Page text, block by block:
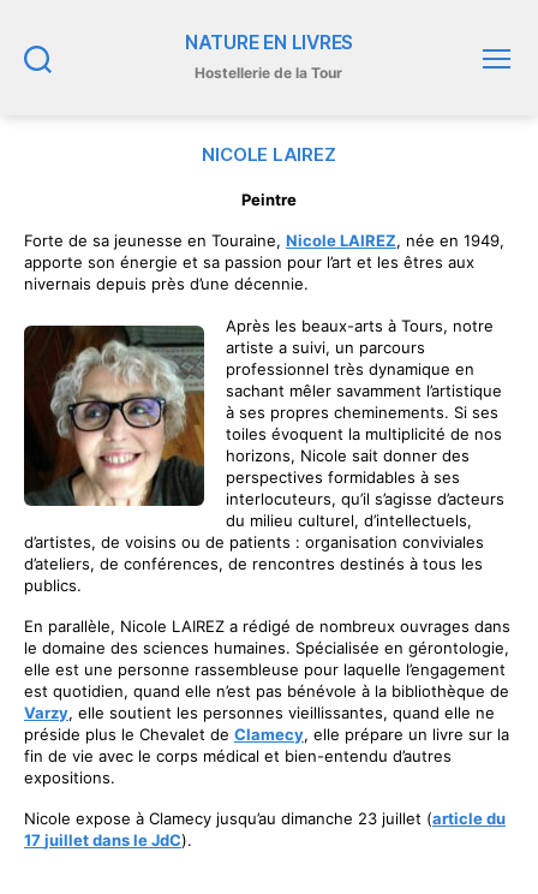
NATURE EN LIVRES
Hostellerie de la Tour
NICOLE LAIREZ
Peintre
Forte de sa jeunesse en Touraine, Nicole LAIREZ, née en 1949,
apporte son énergie et sa passion pour l’art et les êtres aux
nivernais depuis près d’une décennie.
Après les beaux-arts à Tours, notre
artiste a suivi, un parcours
professionnel très dynamique en
sachant mêler savamment l’artistique
à ses propres cheminements. Si ses
toiles évoquent la multiplicité de nos
horizons, Nicole sait donner des
perspectives formidables à ses
interlocuteurs, qu’il s’agisse d’acteurs
du milieu culturel, d’intellectuels,
d’artistes, de voisins ou de patients : organisation conviviales
d’ateliers, de conférences, de rencontres destinés à tous les
publics.
En parallèle, Nicole LAIREZ a rédigé de nombreux ouvrages dans
le domaine des sciences humaines. Spécialisée en gérontologie,
elle est une personne rassembleuse pour laquelle l’engagement
est quotidien, quand elle n’est pas bénévole à la bibliothèque de
Varzy, elle soutient les personnes vieillissantes, quand elle ne
préside plus le Chevalet de Clamecy, elle prépare un livre sur la
fin de vie avec le corps médical et bien-entendu d’autres
expositions.
Nicole expose à Clamecy jusqu’au dimanche 23 juillet (articledu
17juilletdans le JdC).